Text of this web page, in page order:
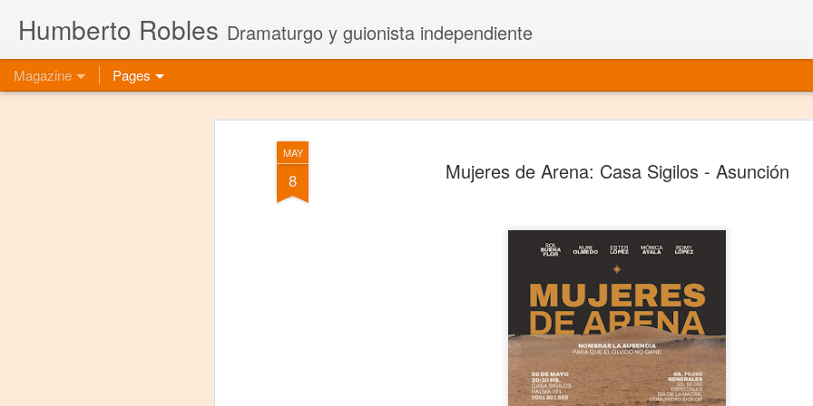
MAY
8 Mujeres de Arena: Casa Sigilos - Asunción
Humberto Robles Dramaturgo y guionista independiente
Magazine Pages
1
más
Premio Nacional de
Ha escrito para Somos el
y colabora con ArgosIs
El dramaturgo mexicano